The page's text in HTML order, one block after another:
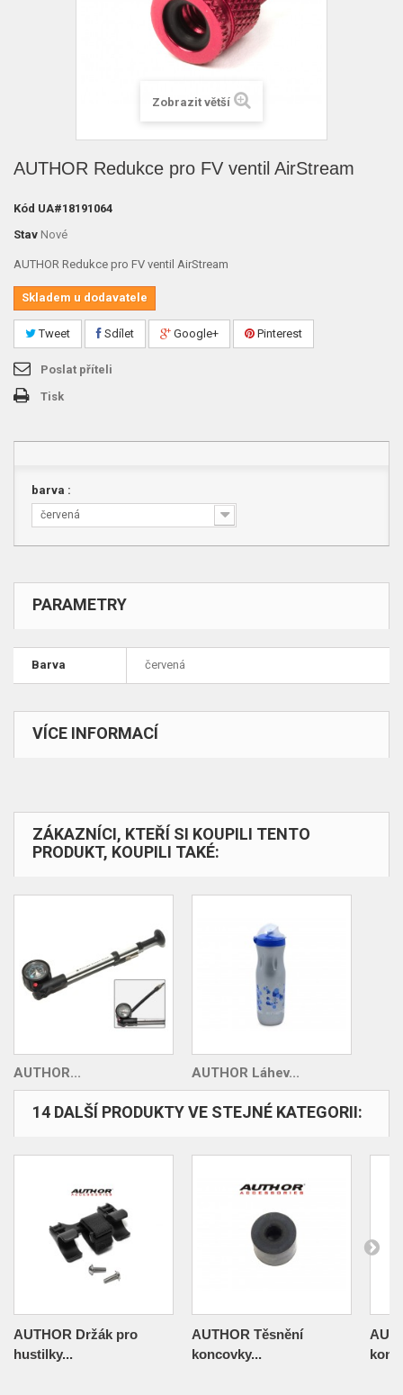
Zobrazit větší
AUTHOR Redukce pro FV ventil AirStream
Kód UA#18191064
Stav Nové
AUTHOR Redukce pro FV ventil AirStream
Skladem u dodavatele
Tweet Sdílet Google+ Pinterest
Poslat příteli
Tisk
barva :
červená
PARAMETRY
Barva červená
VÍCE INFORMACÍ
ZÁKAZNÍCI, KTEŘÍ SI KOUPILI TENTO
PRODUKT, KOUPILI TAKÉ:
AUTHOR... AUTHOR Láhev...
14 DALŠÍ PRODUKTY VE STEJNÉ KATEGORII:
AUTHOR Držák pro
hustilky...
AUTHOR Těsnění
koncovky...